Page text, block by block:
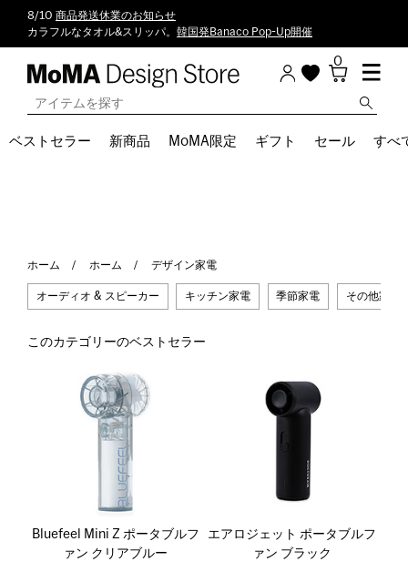
8/10 商品発送休業のお知らせ
カラフルなタオル&スリッパ。 韓国発Banaco Pop-Up開催
0
ベストセラー 新商品 MoMA限定 ギフト セール すべ
ホーム ホーム デザイン家電
オーディオ & スピーカー キッチン家電 季節家電 その他家電
このカテゴリーのベストセラー
Bluefeel Mini Z ポータブルフ
ァン クリアブルー
エアロジェット ポータブルフ
ァン ブラック